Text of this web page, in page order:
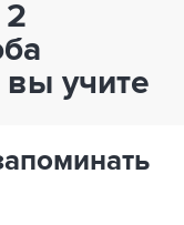
2
вы учите